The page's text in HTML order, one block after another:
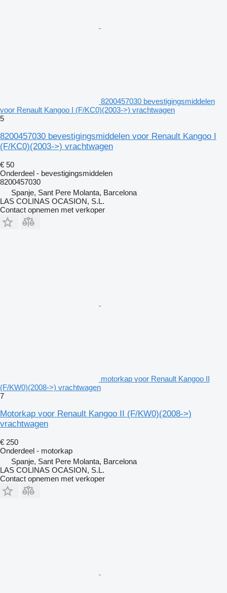
8200457030 bevestigingsmiddelen
voor Renault Kangoo I (F/KC0)(2003->) vrachtwagen
5
8200457030 bevestigingsmiddelen voor Renault Kangoo I
(F/KC0)(2003->) vrachtwagen
€ 50
Onderdeel - bevestigingsmiddelen
8200457030
Spanje, Sant Pere Molanta, Barcelona
LAS COLINAS OCASION, S.L.
Contact opnemen met verkoper
motorkap voor Renault Kangoo II
(F/KW0)(2008->) vrachtwagen
7
Motorkap voor Renault Kangoo II (F/KW0)(2008->)
vrachtwagen
€ 250
Onderdeel - motorkap
Spanje, Sant Pere Molanta, Barcelona
LAS COLINAS OCASION, S.L.
Contact opnemen met verkoper